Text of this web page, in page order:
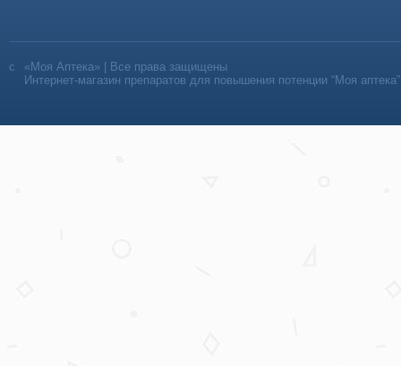
«Моя Аптека» | Все права защищены
Интернет-магазин препаратов для повышения потенции “Моя